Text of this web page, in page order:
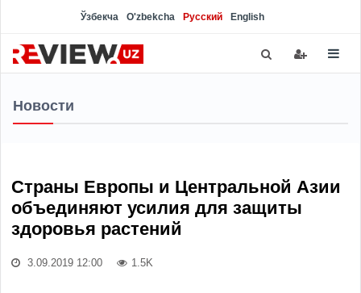
Ўзбекча O'zbekcha Русский English
Новости
Страны Европы и Центральной Азии
объединяют усилия для защиты
здоровья растений
3.09.2019 12:00 1.5K